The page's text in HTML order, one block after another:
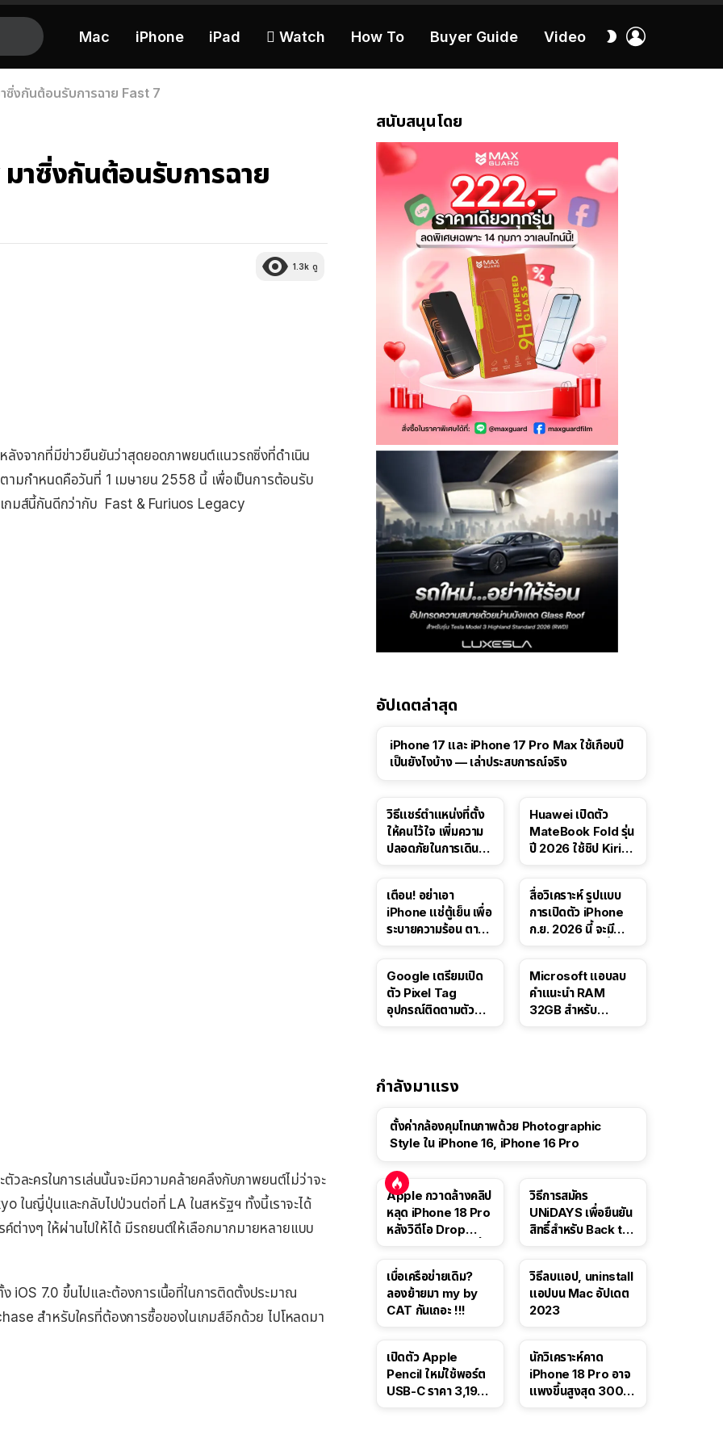
Mac iPhone iPad  Watch How To Buyer Guide Video
สลับ
งกันต้อนรับการฉาย Fast 7
าซิ่งกันต้อนรับการฉาย
1.3k ดู
งจากที่มีข่าวยืนยันว่าสุดยอดภาพยนต์แนวรถซิ่งที่ดำเนิน
ามกำหนดคือวันที่ 1 เมษายน 2558 นี้ เพื่อเป็นการต้อนรับ
เกมส์นี้กันดีกว่ากับ Fast & Furiuos Legacy
ละครในการเล่นนั้นจะมีความคล้ายคลึงกับภาพยนต์ไม่ว่าจะ
ในญี่ปุ่นและกลับไปป่วนต่อที่ LA ในสหรัฐฯ ทั้งนี้เราจะได้
างๆ ให้ผ่านไปให้ได้ มีรถยนต์ให้เลือกมากมายหลายแบบ
7.0 ขึ้นไปและต้องการเนื้อที่ในการติดตั้งประมาณ
สำหรับใครที่ต้องการซื้อของในเกมส์อีกด้วย ไปโหลดมา
สนับสนุนโดย
อัปเดตล่าสุด
41:47
iPhone 17 และ iPhone 17 Pro Max ใช้เกือบปี
เป็นยังไงบ้าง — เล่าประสบการณ์จริง
วิธีแชร์ตำแหน่งที่ตั้ง
ให้คนไว้ใจ เพิ่มความ
ปลอดภัยในการเดิน
Huawei เปิดตัว
MateBook Fold รุ่น
ปี 2026 ใช้ชิป Kirin
เตือน! อย่าเอา
iPhone แช่ตู้เย็น เพื่อ
ระบายความร้อน ตาม
สื่อวิเคราะห์ รูปแบบ
การเปิดตัว iPhone
ก.ย. 2026 นี้ จะมี
Google เตรียมเปิด
ตัว Pixel Tag
อุปกรณ์ติดตามตัว
Microsoft แอบลบ
คำแนะนำ RAM
32GB สำหรับ
กำลังมาแรง
ตั้งค่ากล้องคุมโทนภาพด้วย Photographic
Style ใน iPhone 16, iPhone 16 Pro
Apple กวาดล้างคลิป
หลุด iPhone 18 Pro
หลังวิดีโอ Drop
วิธีการสมัคร
UNiDAYS เพื่อยืนยัน
สิทธิ์สำหรับ Back to
เบื่อเครือข่ายเดิม?
ลองย้ายมา my by
CAT กันเถอะ !!!
วิธีลบแอป, uninstall
แอปบน Mac อัปเดต
2023
เปิดตัว Apple
Pencil ใหม่ใช้พอร์ต
USB-C ราคา 3,190
นักวิเคราะห์คาด
iPhone 18 Pro อาจ
แพงขึ้นสูงสุด 300